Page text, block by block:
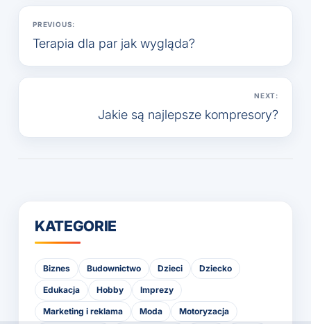
Nawigacja
wpisu
PREVIOUS:
Terapia dla par jak wygląda?
NEXT:
Jakie są najlepsze kompresory?
KATEGORIE
Biznes Budownictwo Dzieci Dziecko
Edukacja Hobby Imprezy
Marketing i reklama Moda Motoryzacja